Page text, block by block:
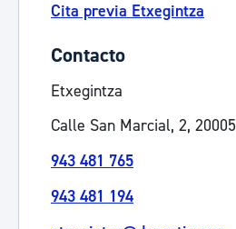
Cita previa Etxegintza
Contacto
Etxegintza
Calle San Marcial, 2, 20005
943 481 765
943 481 194